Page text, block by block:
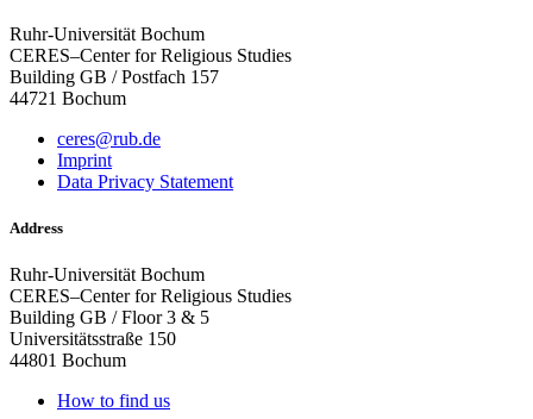
Ruhr-Universität Bochum
CERES–Center for Religious Studies
Building GB / Postfach 157
44721 Bochum
ceres@rub.de
Imprint
Data Privacy Statement
Address
Ruhr-Universität Bochum
CERES–Center for Religious Studies
Building GB / Floor 3 & 5
Universitätsstraße 150
44801 Bochum
How to find us